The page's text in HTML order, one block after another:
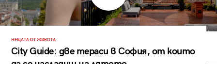
НЕЩАТА ОТ ЖИВОТА
City Guide: две тераси в София, от които